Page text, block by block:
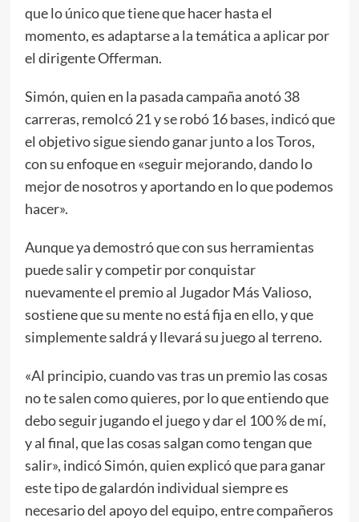
que lo único que tiene que hacer hasta el
momento, es adaptarse a la temática a aplicar por
el dirigente Offerman.
Simón, quien en la pasada campaña anotó 38
carreras, remolcó 21 y se robó 16 bases, indicó que
el objetivo sigue siendo ganar junto a los Toros,
con su enfoque en «seguir mejorando, dando lo
mejor de nosotros y aportando en lo que podemos
hacer».
Aunque ya demostró que con sus herramientas
puede salir y competir por conquistar
nuevamente el premio al Jugador Más Valioso,
sostiene que su mente no está fija en ello, y que
simplemente saldrá y llevará su juego al terreno.
«Al principio, cuando vas tras un premio las cosas
no te salen como quieres, por lo que entiendo que
debo seguir jugando el juego y dar el 100 % de mí,
y al final, que las cosas salgan como tengan que
salir», indicó Simón, quien explicó que para ganar
este tipo de galardón individual siempre es
necesario del apoyo del equipo, entre compañeros